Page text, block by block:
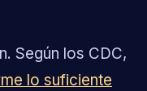
Según los CDC,
lo suficiente